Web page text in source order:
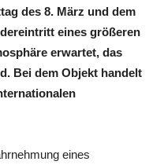
des 8. März und dem
eines größeren
erwartet, das
Bei dem Objekt handelt
eines